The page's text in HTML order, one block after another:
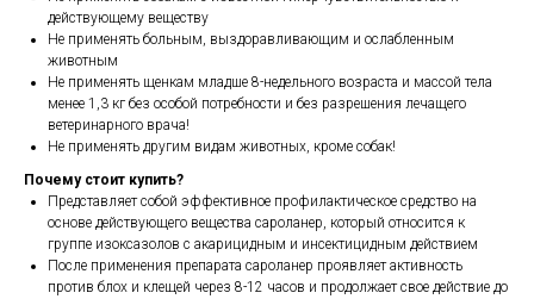
действующему веществу
Не применять больным, выздоравливающим и ослабленным
животным
Не применять щенкам младше 8-недельного возраста и массой тела
менее 1,3 кг без особой потребности и без разрешения лечащего
ветеринарного врача!
Не применять другим видам животных, кроме собак!
Почему стоит купить?
Представляет собой эффективное профилактическое средство на
основе действующего вещества сароланер, который относится к
группе изоксазолов с акарицидным и инсектицидным действием
После применения препарата сароланер проявляет активность
против блох и клещей через 8-12 часов и продолжает свое действие до